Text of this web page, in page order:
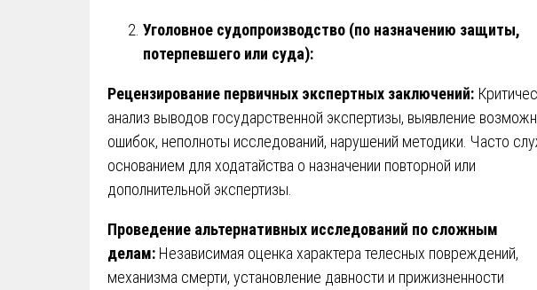
Уголовное судопроизводство (по назначению защиты,
потерпевшего или суда):
Рецензирование первичных экспертных заключений:
анализ выводов государственной экспертизы, выявление
ошибок, неполноты исследований, нарушений методики. Часто
основанием для ходатайства о назначении повторной или
дополнительной экспертизы.
Проведение альтернативных исследований по сложным
делам: Независимая оценка характера телесных повреждений,
механизма смерти, установление давности и прижизненности